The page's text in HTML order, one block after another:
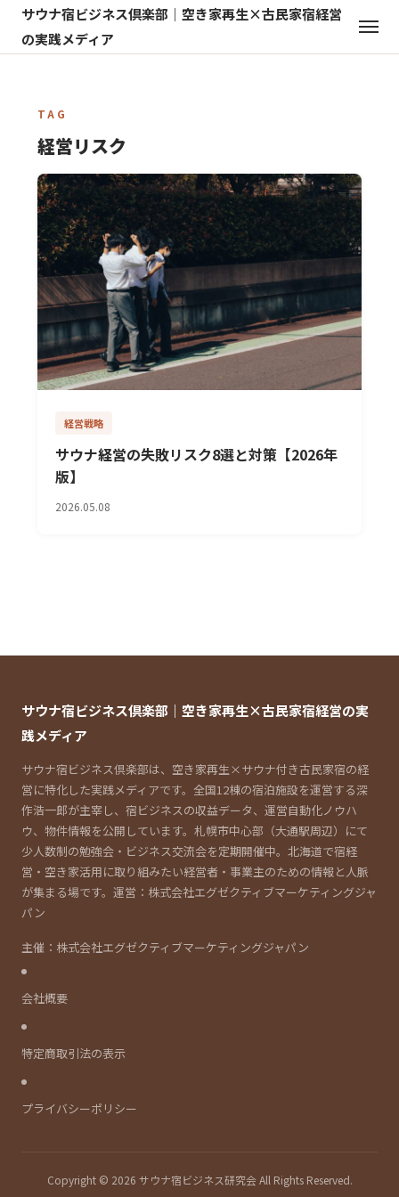
サウナ宿ビジネス倶楽部｜空き家再生×古民家宿経営
の実践メディア
TAG
経営リスク
経営戦略
サウナ経営の失敗リスク8選と対策【2026年
版】
2026.05.08
サウナ宿ビジネス倶楽部｜空き家再生×古民家宿経営の実
践メディア
サウナ宿ビジネス倶楽部は、空き家再生×サウナ付き古民家宿の経
営に特化した実践メディアです。全国12棟の宿泊施設を運営する深
作浩一郎が主宰し、宿ビジネスの収益データ、運営自動化ノウハ
ウ、物件情報を公開しています。札幌市中心部（大通駅周辺）にて
少人数制の勉強会・ビジネス交流会を定期開催中。北海道で宿経
営・空き家活用に取り組みたい経営者・事業主のための情報と人脈
が集まる場です。運営：株式会社エグゼクティブマーケティングジャ
パン
主催：株式会社エグゼクティブマーケティングジャパン
会社概要
特定商取引法の表示
プライバシーポリシー
Copyright © 2026 サウナ宿ビジネス研究会 All Rights Reserved.